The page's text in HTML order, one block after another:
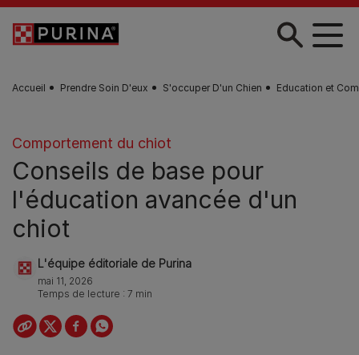
Skip to main content
Accueil Prendre Soin D'eux S'occuper D'un Chien Education et
Comportement du chiot
Conseils de base pour
l'éducation avancée d'un
chiot
L'équipe éditoriale de Purina
mai 11, 2026
Temps de lecture : 7 min